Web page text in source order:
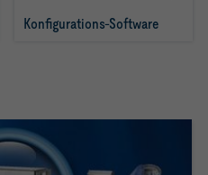
Konfigurations-Software